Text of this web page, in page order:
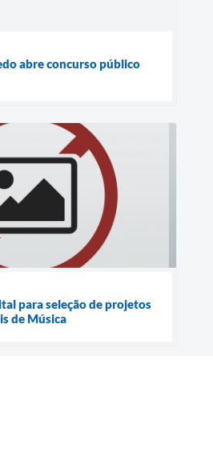
abre concurso público
para seleção de projetos
de Música